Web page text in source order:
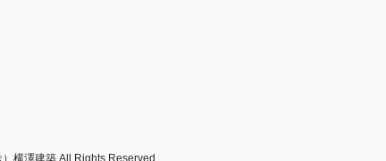
横澤建築 All Rights Reserved.